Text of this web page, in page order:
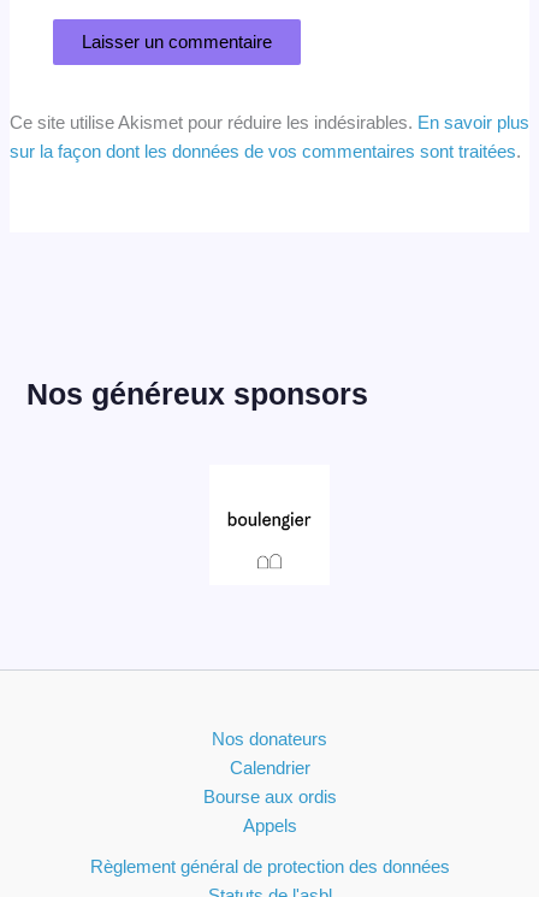
Ce site utilise Akismet pour réduire les indésirables. En savoir plus
sur la façon dont les données de vos commentaires sont traitées.
Nos généreux sponsors
Nos donateurs
Calendrier
Bourse aux ordis
Appels
Règlement général de protection des données